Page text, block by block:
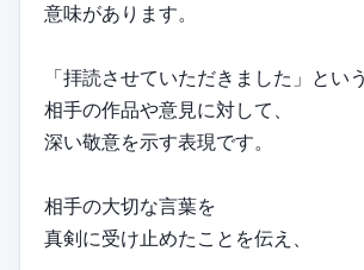
意味があります。
「拝読させていただきました」とい
相手の作品や意見に対して、
深い敬意を示す表現です。
相手の大切な言葉を
真剣に受け止めたことを伝え、